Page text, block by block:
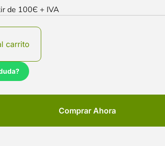
de 100Є + IVA
carrito
Comprar Ahora